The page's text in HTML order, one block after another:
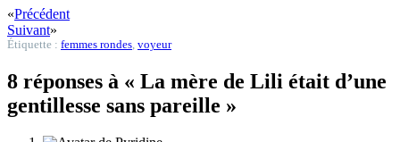
«Précédent
Suivant»
Étiquette : femmes rondes voyeur
8 réponses à « La mère de Lili était d’une
gentillesse sans pareille »